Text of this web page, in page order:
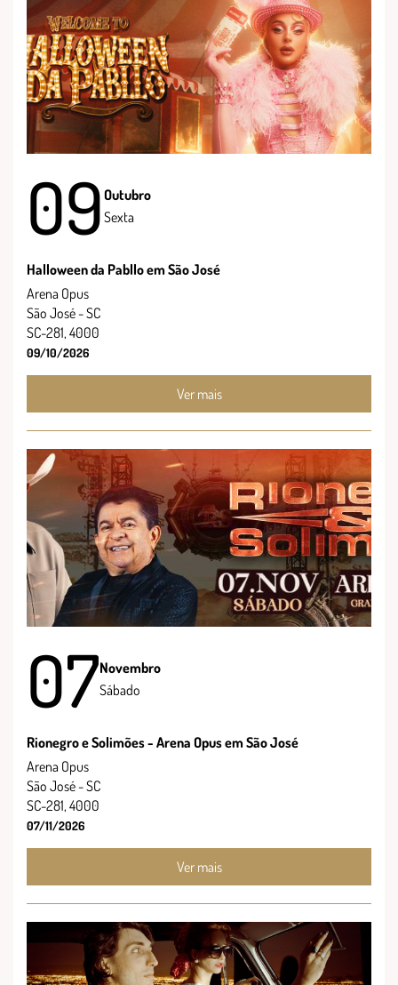
09 Outubro
Sexta
Halloween da Pabllo em São José
Arena Opus
São José - SC
SC-281, 4000
09/10/2026
Ver mais
07Novembro
Sábado
Rionegro e Solimões - Arena Opus em São José
Arena Opus
São José - SC
SC-281, 4000
07/11/2026
Ver mais